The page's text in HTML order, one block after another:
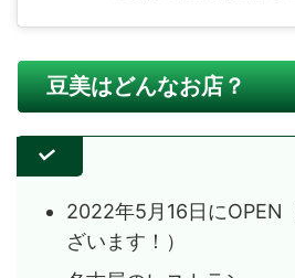
豆美はどんなお店？
2022年5月16日にOPEN
ざいます！）